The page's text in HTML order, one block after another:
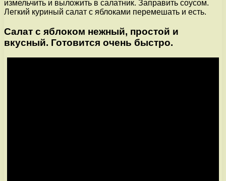
измельчить и выложить в салатник. Заправить соусом.
Легкий куриный салат с яблоками перемешать и есть.
Салат с яблоком нежный, простой и
вкусный. Готовится очень быстро.